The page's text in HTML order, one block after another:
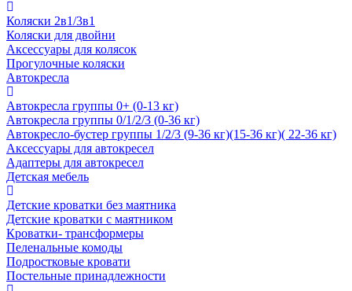
Коляски 2в1/3в1
Коляски для двойни
Аксессуары для колясок
Прогулочные коляски
Автокресла
Автокресла группы 0+ (0-13 кг)
Автокресла группы 0/1/2/3 (0-36 кг)
Автокресло-бустер группы 1/2/3 (9-36 кг)(15-36 кг)( 22-36 кг)
Аксессуары для автокресел
Адаптеры для автокресел
Детская мебель
Детские кроватки без маятника
Детские кроватки с маятником
Кроватки- трансформеры
Пеленальные комоды
Подростковые кровати
Постельные принадлежности